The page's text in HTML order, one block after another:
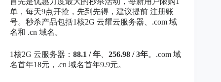
单，每天9点开抢，先到先得，建议提前 注册账
号。秒杀产品包括1核2G 云耀云服务器、.com 域
名和 .cn 域名。
1核2G 云服务器： 88.1 / 年 256.98 / 3年。.com 域
名首年18元，.cn 域名首年9.9元。